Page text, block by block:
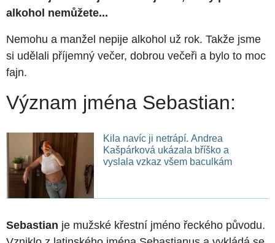
alkohol nemůžete...
Nemohu a manžel nepije alkohol už rok. Takže jsme
si udělali příjemný večer, dobrou večeři a bylo to moc
fajn.
Význam jména Sebastian:
Kila navíc ji netrápí. Andrea
Kašpárková ukázala bříško a
vyslala vzkaz všem baculkám
Sebastian je mužské křestní jméno řeckého původu.